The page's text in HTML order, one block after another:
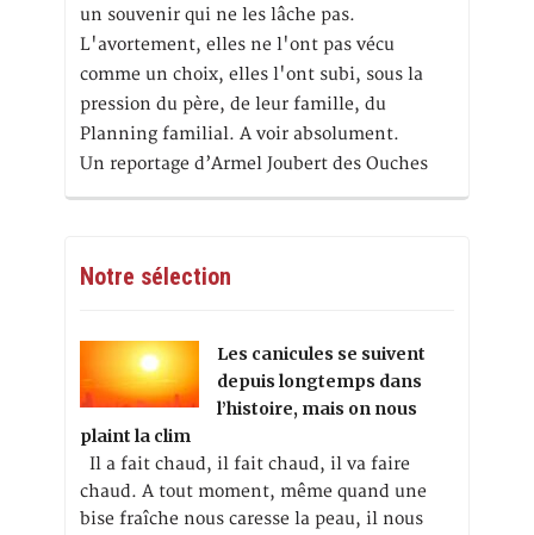
un souvenir qui ne les lâche pas.
L'avortement, elles ne l'ont pas vécu
comme un choix, elles l'ont subi, sous la
pression du père, de leur famille, du
Planning familial. A voir absolument.
Un reportage d’Armel Joubert des Ouches
Notre sélection
Les canicules se suivent
depuis longtemps dans
l’histoire, mais on nous
plaint la clim
Il a fait chaud, il fait chaud, il va faire
chaud. A tout moment, même quand une
bise fraîche nous caresse la peau, il nous